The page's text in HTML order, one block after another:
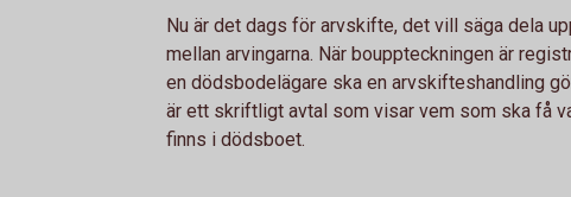
Nu är det dags för arvskifte, det vill säga dela
mellan arvingarna. När bouppteckningen är
en dödsbodelägare ska en arvskifteshandling
är ett skriftligt avtal som visar vem som ska få
finns i dödsboet.